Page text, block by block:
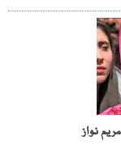
نواز